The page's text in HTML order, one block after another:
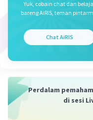
Menteri Nehru
Yuk, cobain chat dan
bareng AiRIS, teman
Chat AiRIS
Perdalam
di sesi